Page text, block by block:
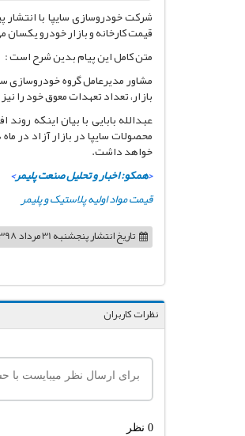
شرکت خودروسازی سایپا با
قیمت کارخانه و بازار خودرو
متن کامل این پیام بدین شرح است :
مشاور مدیرعامل گروه خودروسازی
بازار، تعداد تعهدات معوق خود را
عبدالله بابایی با بیان اینکه
محصولات سایپا در بازار آزاد در
خواهد داشت.
<همکو: اخبار و تحلیل صنعت پلیمر>
قیمت مواد اولیه پلاستیک و پلیمر
تاریخ انتشارپنجشنبه 31 مرداد 1398 ساعت 09:58
نظرات کاربران